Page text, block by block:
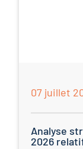
07 juillet
Analyse
2026